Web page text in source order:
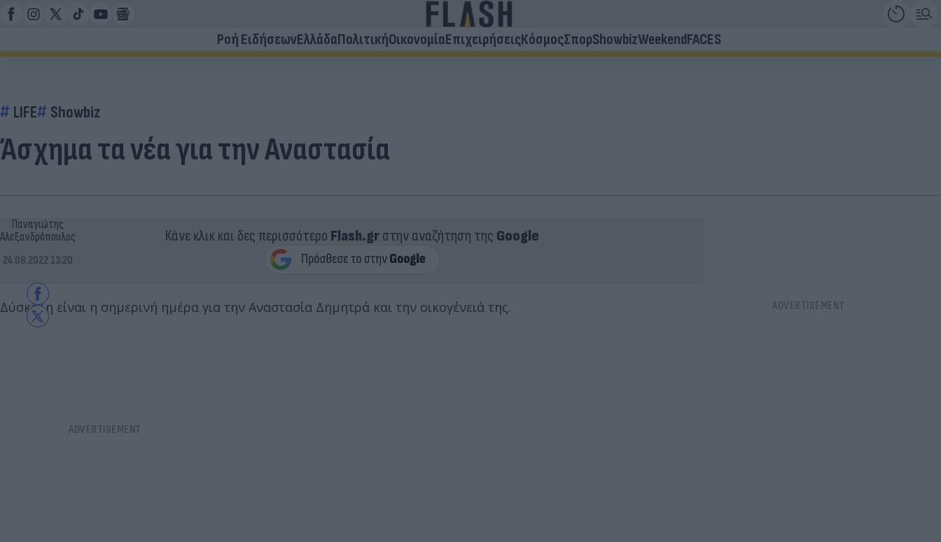
Ροή ΕιδήσεωνΕλλάδαΠολιτικήΟικονομίαΕπιχειρήσειςΚόσμοςΣπορShowbizWeekendFACES
LIFE Showbiz
Άσχημα τα νέα για την Αναστασία
Παναγιώτης
Αλεξανδρόπουλος
24.08.2022 13:20
Κάνε κλικ και δες περισσότερο Flash.grστην αναζήτηση της Google
Δύσκολη είναι η σημερινή ημέρα για την Αναστασία Δημητρά και την οικογένειά της.